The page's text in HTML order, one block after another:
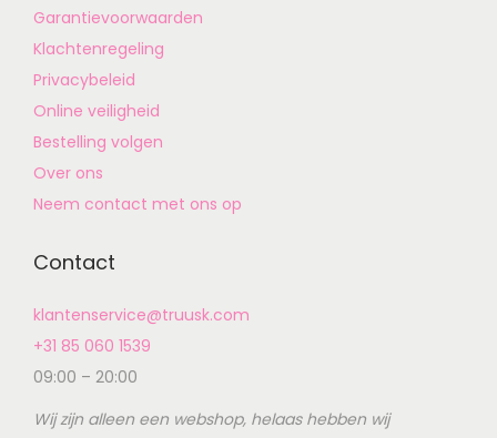
Garantievoorwaarden
Klachtenregeling
Privacybeleid
Online veiligheid
Bestelling volgen
Over ons
Neem contact met ons op
Contact
klantenservice@truusk.com
+31 85 060 1539
09:00 – 20:00
Wij zijn alleen een webshop, helaas hebben wij